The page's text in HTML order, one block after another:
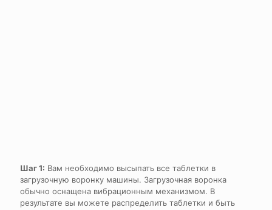
Шаг 1: Вам необходимо высыпать все таблетки в
загрузочную воронку машины. Загрузочная воронка
обычно оснащена вибрационным механизмом. В
результате вы можете распределить таблетки и быть